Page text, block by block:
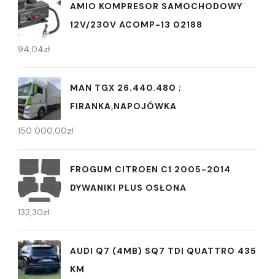
AMIO KOMPRESOR SAMOCHODOWY
12V/230V ACOMP-13 02188
94,04zł
MAN TGX 26.440.480 ;
FIRANKA,NAPOJÓWKA
150 000,00zł
FROGUM CITROEN C1 2005-2014
DYWANIKI PLUS OSŁONA
132,30zł
AUDI Q7 (4MB) SQ7 TDI QUATTRO 435
KM